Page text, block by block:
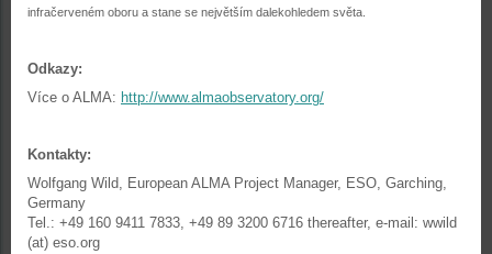
infračerveném oboru a stane se největším dalekohledem světa.
Odkazy:
Více o ALMA: http://www.almaobservatory.org/
Kontakty:
Wolfgang Wild, European ALMA Project Manager, ESO, Garching,
Germany
Tel.: +49 160 9411 7833, +49 89 3200 6716 thereafter, e-mail: wwild
(at) eso.org